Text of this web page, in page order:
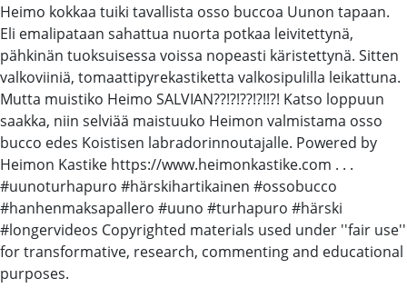
Heimo kokkaa tuiki tavallista osso buccoa Uunon tapaan.
Eli emalipataan sahattua nuorta potkaa leivitettynä,
pähkinän tuoksuisessa voissa nopeasti käristettynä. Sitten
valkoviiniä, tomaattipyrekastiketta valkosipulilla leikattuna.
Mutta muistiko Heimo SALVIAN??!?!??!?!!?! Katso loppuun
saakka, niin selviää maistuuko Heimon valmistama osso
bucco edes Koistisen labradorinnoutajalle. Powered by
Heimon Kastike https://www.heimonkastike.com . . .
#uunoturhapuro #härskihartikainen #ossobucco
#hanhenmaksapallero #uuno #turhapuro #härski
#longervideos Copyrighted materials used under ''fair use''
for transformative, research, commenting and educational
purposes.